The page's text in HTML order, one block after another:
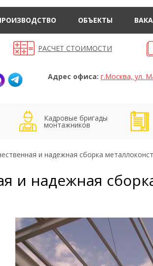
ОБЪЕКТЫ
РАСЧЕТ СТОИМОСТИ
Адрес офиса: г.Москва, ул.
Кадровые бригады
монтажников
и надежная сборка
и надежная